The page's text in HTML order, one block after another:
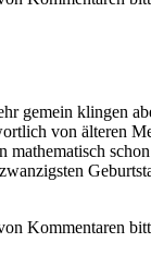
gemein klingen
von älteren
mathematisch
Kommentaren